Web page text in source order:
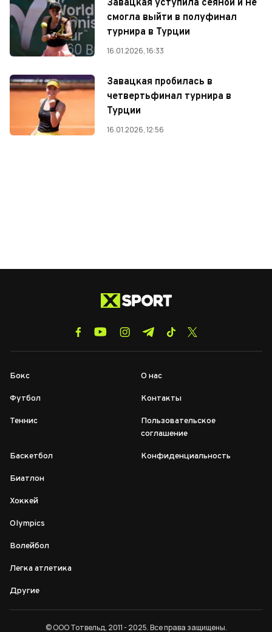
Завацкая уступила сеяной и не
смогла выйти в полуфинал
турнира в Турции
16.01.2026, 16:33
Завацкая пробилась в
четвертьфинал турнира в
Турции
16.01.2026, 12:56
Бокс
Футбол
Теннис
Баскетбол
Биатлон
Хоккей
Olympics
Волейбол
Легка атлетика
Другие
О нас
Контакты
Пользовательское
соглашение
Конфиденциальность
© ООО Тотвельд, 2011 - 2025. Все права защищены.